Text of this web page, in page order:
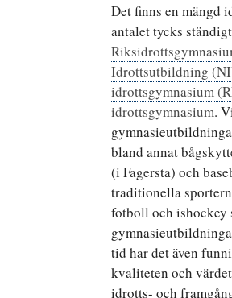
Det finns en mängd
antalet tycks
Idrottsutbildning
idrottsgymnasium
idrottsgymnasium.
bland annat
(i Fagersta) och
traditionella
fotboll och ishockey
tid har det även
kvaliteten och
idrotts- och